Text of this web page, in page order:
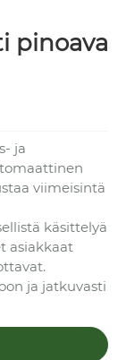
pinoava
ja
viimeisintä
käsittelyä
asiakkaat
ja jatkuvasti